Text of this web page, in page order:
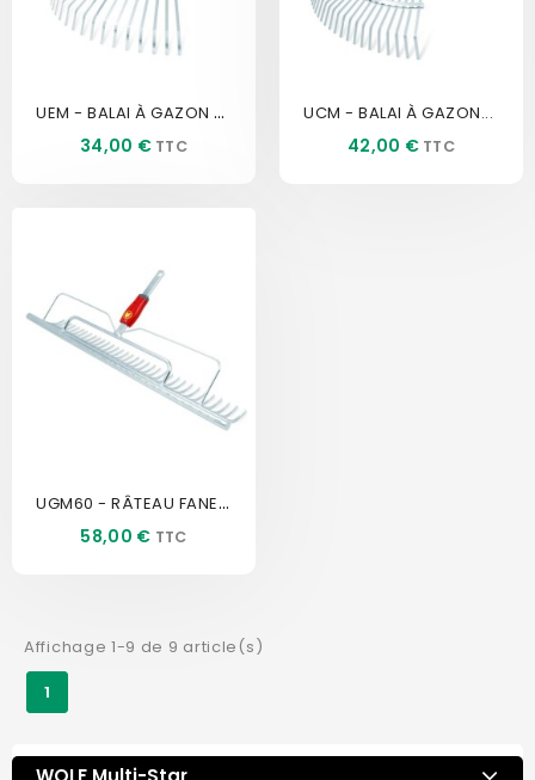
UEM - BALAI À GAZON 45 CM -...
Prix
34,00 €
UCM - BALAI À GAZON...
Prix
42,00 €
UGM60 - RÂTEAU FANEUR 60 CM...
Prix
58,00 €
Affichage 1-9 de 9 article(s)
1